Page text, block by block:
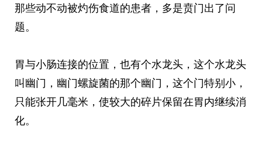
那些动不动被灼伤食道的患者，多是贲门出了问
题。
胃与小肠连接的位置，也有个水龙头，这个水龙头
叫幽门，幽门螺旋菌的那个幽门，这个门特别小，
只能张开几毫米，使较大的碎片保留在胃内继续消
化。